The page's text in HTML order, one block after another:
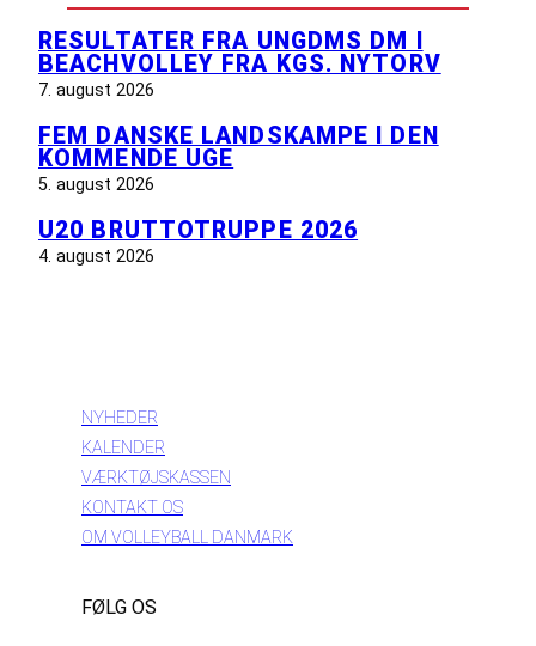
RESULTATER FRA UNGDMS DM I
BEACHVOLLEY FRA KGS. NYTORV
7. august 2026
FEM DANSKE LANDSKAMPE I DEN
KOMMENDE UGE
5. august 2026
U20 BRUTTOTRUPPE 2026
4. august 2026
NYHEDER
KALENDER
VÆRKTØJSKASSEN
KONTAKT OS
OM VOLLEYBALL DANMARK
FØLG OS